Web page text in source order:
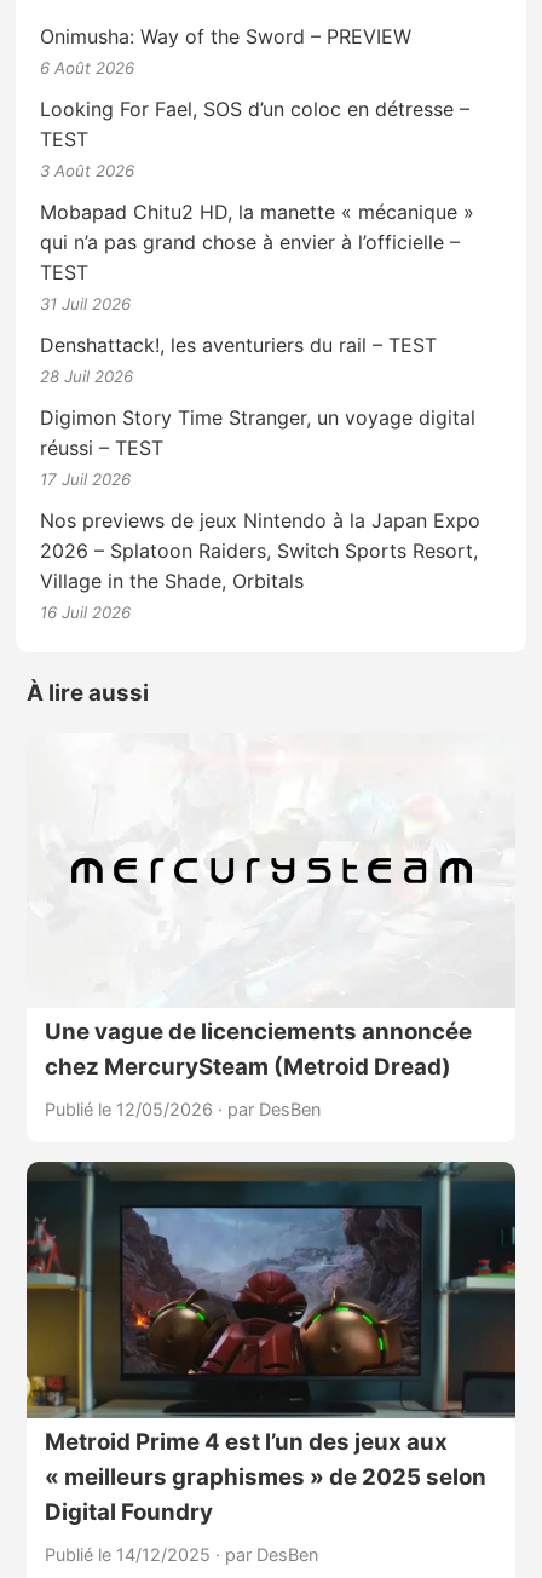
Onimusha: Way of the Sword – PREVIEW
6 Août 2026
Looking For Fael, SOS d’un coloc en détresse –
TEST
3 Août 2026
Mobapad Chitu2 HD, la manette « mécanique »
qui n’a pas grand chose à envier à l’officielle –
TEST
31 Juil 2026
Denshattack!, les aventuriers du rail – TEST
28 Juil 2026
Digimon Story Time Stranger, un voyage digital
réussi – TEST
17 Juil 2026
Nos previews de jeux Nintendo à la Japan Expo
2026 – Splatoon Raiders, Switch Sports Resort,
Village in the Shade, Orbitals
16 Juil 2026
À lire aussi
Une vague de licenciements annoncée
chez MercurySteam (Metroid Dread)
Publié le 12/05/2026 · par DesBen
Metroid Prime 4 est l’un des jeux aux
« meilleurs graphismes » de 2025 selon
Digital Foundry
Publié le 14/12/2025 · par DesBen